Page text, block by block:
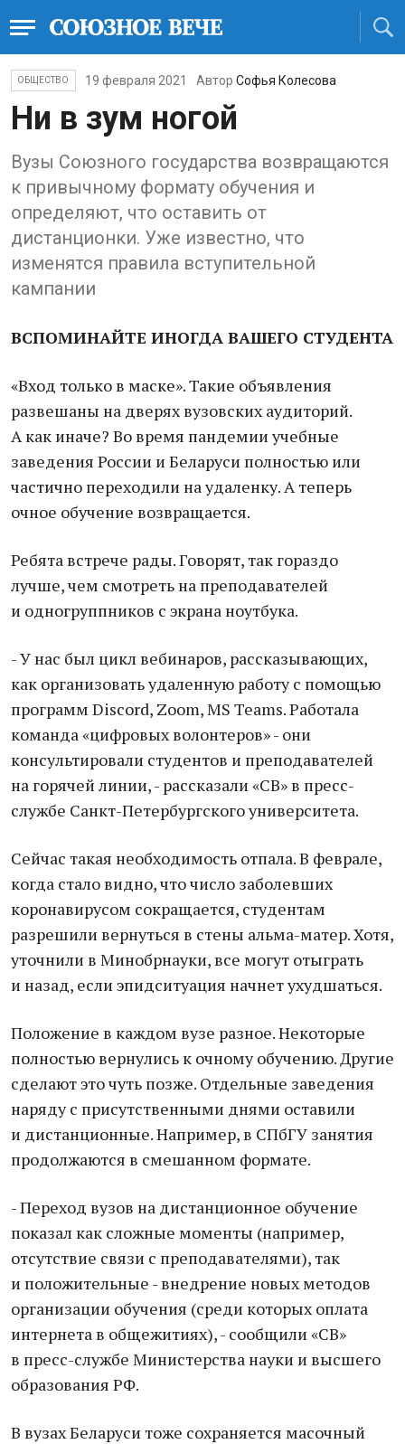
ОБЩЕСТВО 19 февраля 2021 Автор Софья Колесова
Ни в зум ногой
Вузы Союзного государства возвращаются
к привычному формату обучения и
определяют, что оставить от
дистанционки. Уже известно, что
изменятся правила вступительной
кампании
ВСПОМИНАЙТЕ ИНОГДА ВАШЕГО СТУДЕНТА
«Вход только в маске». Такие объявления
развешаны на дверях вузовских аудиторий.
А как иначе? Во время пандемии учебные
заведения России и Беларуси полностью или
частично переходили на удаленку. А теперь
очное обучение возвращается.
Ребята встрече рады. Говорят, так гораздо
лучше, чем смотреть на преподавателей
и одногруппников с экрана ноутбука.
- У нас был цикл вебинаров, рассказывающих,
как организовать удаленную работу с помощью
программ Discord, Zoom, MS Teams. Работала
команда «цифровых волонтеров» - они
консультировали студентов и преподавателей
на горячей линии, - рассказали «СВ» в пресс-
службе Санкт-Петербургского университета.
Сейчас такая необходимость отпала. В феврале,
когда стало видно, что число заболевших
коронавирусом сокращается, студентам
разрешили вернуться в стены альма-матер. Хотя,
уточнили в Минобрнауки, все могут отыграть
и назад, если эпидситуация начнет ухудшаться.
Положение в каждом вузе разное. Некоторые
полностью вернулись к очному обучению. Другие
сделают это чуть позже. Отдельные заведения
наряду с присутственными днями оставили
и дистанционные. Например, в СПбГУ занятия
продолжаются в смешанном формате.
- Переход вузов на дистанционное обучение
показал как сложные моменты (например,
отсутствие связи с преподавателями), так
и положительные - внедрение новых методов
организации обучения (среди которых оплата
интернета в общежитиях), - сообщили «СВ»
в пресс-службе Министерства науки и высшего
образования РФ.
В вузах Беларуси тоже сохраняется масочный